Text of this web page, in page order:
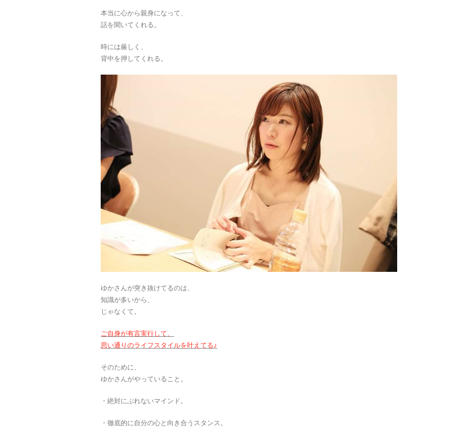
本当に心から親身になって、
話を聞いてくれる。
時には厳しく、
背中を押してくれる。
ゆかさんが突き抜けてるのは、
知識が多いから、
じゃなくて。
ご自身が有言実行して、
思い通りのライフスタイルを叶えてる♪
そのために、
ゆかさんがやっていること。
・絶対にぶれないマインド。
・徹底的に自分の心と向き合うスタンス。